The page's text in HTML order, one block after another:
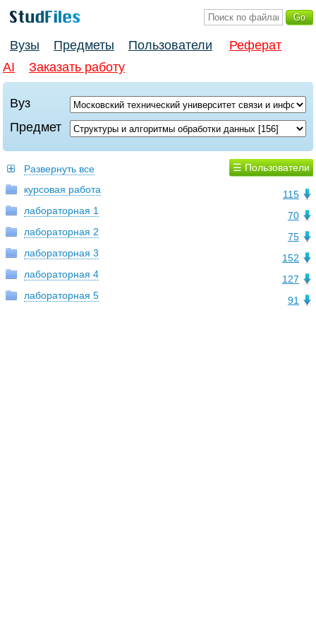
Вузы Предметы Пользователи
Реферат
AI
Заказать работу
Вуз
Предмет
☰ Пользователи
Развернуть все
115
курсовая работа
70
лабораторная 1
75
лабораторная 2
152
лабораторная 3
127
лабораторная 4
91
лабораторная 5